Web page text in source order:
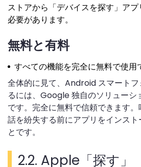
ストアから「デバイスを探す」ア
必要があります。
無料と有料
すべての機能を完全に無料で使用
全体的に見て、Android スマート
るには、Google 独自のソリューシ
です。完全に無料で信頼できます
話を紛失する前にアプリをインス
とです。
2.2. Apple「探す」